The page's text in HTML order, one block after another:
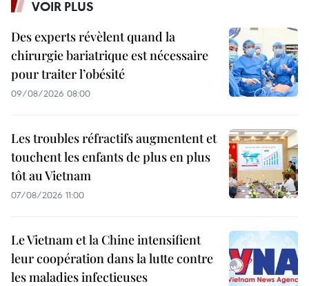
VOIR PLUS
Des experts révèlent quand la
chirurgie bariatrique est nécessaire
pour traiter l’obésité
09/08/2026 08:00
Les troubles réfractifs augmentent et
touchent les enfants de plus en plus
tôt au Vietnam
07/08/2026 11:00
Le Vietnam et la Chine intensifient
leur coopération dans la lutte contre
les maladies infectieuses